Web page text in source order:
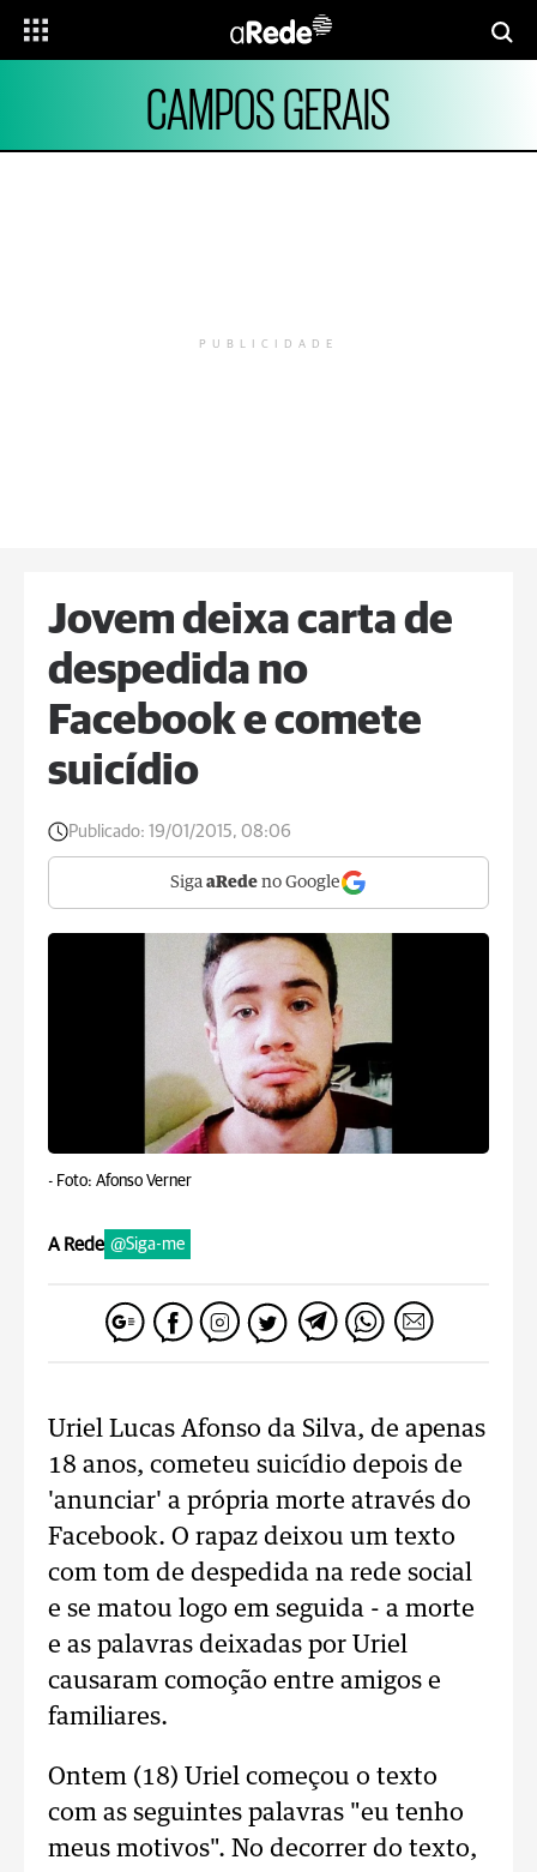
CAMPOS GERAIS
PUBLICIDADE
Jovem deixa carta de
despedida no
Facebook e comete
suicídio
Publicado: 19/01/2015, 08:06
Siga aRede no Google
- Foto: Afonso Verner
A Rede @Siga-me
Uriel Lucas Afonso da Silva, de apenas
18 anos, cometeu suicídio depois de
'anunciar' a própria morte através do
Facebook. O rapaz deixou um texto
com tom de despedida na rede social
e se matou logo em seguida - a morte
e as palavras deixadas por Uriel
causaram comoção entre amigos e
familiares.
Ontem (18) Uriel começou o texto
com as seguintes palavras "eu tenho
meus motivos". No decorrer do texto,